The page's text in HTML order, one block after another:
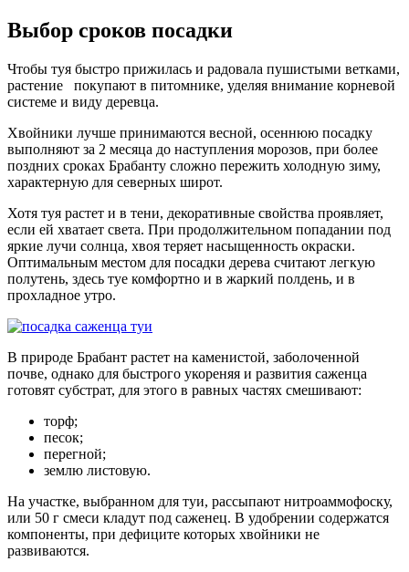
Выбор сроков посадки
Чтобы туя быстро прижилась и радовала пушистыми ветками,
растение покупают в питомнике, уделяя внимание корневой
системе и виду деревца.
Хвойники лучше принимаются весной, осеннюю посадку
выполняют за 2 месяца до наступления морозов, при более
поздних сроках Брабанту сложно пережить холодную зиму,
характерную для северных широт.
Хотя туя растет и в тени, декоративные свойства проявляет,
если ей хватает света. При продолжительном попадании под
яркие лучи солнца, хвоя теряет насыщенность окраски.
Оптимальным местом для посадки дерева считают легкую
полутень, здесь туе комфортно и в жаркий полдень, и в
прохладное утро.
В природе Брабант растет на каменистой, заболоченной
почве, однако для быстрого укореняя и развития саженца
готовят субстрат, для этого в равных частях смешивают:
торф;
песок;
перегной;
землю листовую.
На участке, выбранном для туи, рассыпают нитроаммофоску,
или 50 г смеси кладут под саженец. В удобрении содержатся
компоненты, при дефиците которых хвойники не
развиваются.